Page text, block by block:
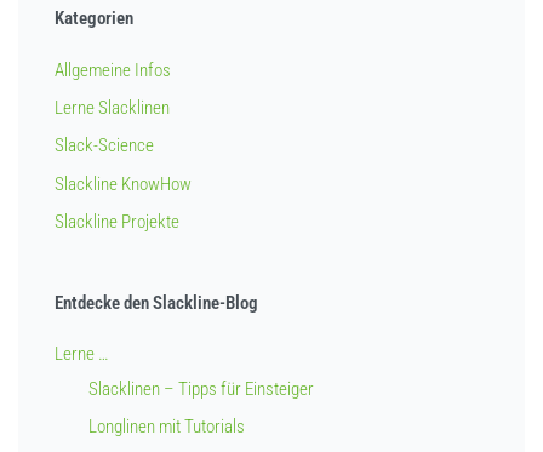
Kategorien
Allgemeine Infos
Lerne Slacklinen
Slack-Science
Slackline KnowHow
Slackline Projekte
Entdecke den Slackline-Blog
Lerne …
Slacklinen – Tipps für Einsteiger
Longlinen mit Tutorials